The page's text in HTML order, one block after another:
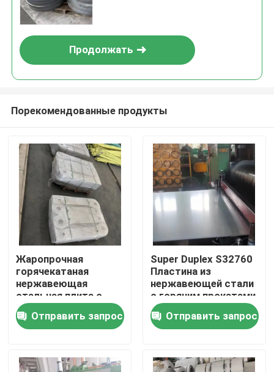
Домой
Продукты
Видеозаписи
Продолжать
Порекомендованные продукты
Жаропрочная
горячекатаная
нержавеющая
стальная плита с
травленой
поверхностью -
марка 253MA /
Отправить запрос
Super Duplex S32760
Пластина из
нержавеющей стали
с горячим прокатами
толщиной 3,0 - 40,0
мм для химических
применений
Отправить запрос